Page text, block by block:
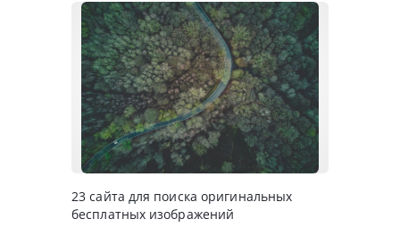
23 сайта для поиска оригинальных
бесплатных изображений